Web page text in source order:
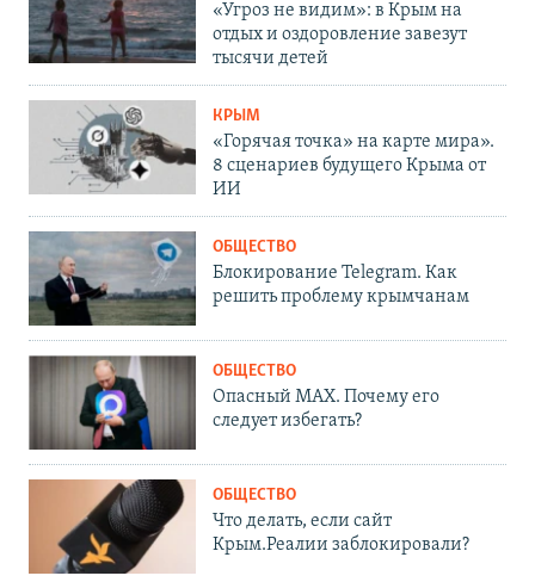
«Угроз не видим»: в Крым на
отдых и оздоровление завезут
тысячи детей
КРЫМ
«Горячая точка» на карте мира».
8 сценариев будущего Крыма от
ИИ
ОБЩЕСТВО
Блокирование Telegram. Как
решить проблему крымчанам
ОБЩЕСТВО
Опасный MAX. Почему его
следует избегать?
ОБЩЕСТВО
Что делать, если сайт
Крым.Реалии заблокировали?